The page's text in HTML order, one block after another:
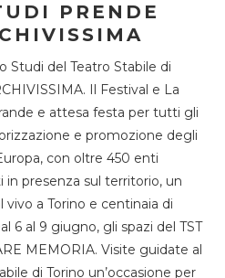
PRENDE
Studi del Teatro Stabile di
Il Festival e La
e attesa festa per tutti gli
e promozione degli
con oltre 450 enti
presenza sul territorio, un
a Torino e centinaia di
6 al 9 giugno, gli spazi del TST
MEMORIA. Visite guidate al
di Torino un’occasione per